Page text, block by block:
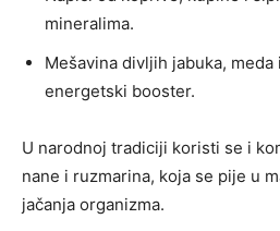
mineralima.
Mešavina divljih jabuka,
energetski booster.
U narodnoj tradiciji koristi se i
nane i ruzmarina, koja se pije u
jačanja organizma.